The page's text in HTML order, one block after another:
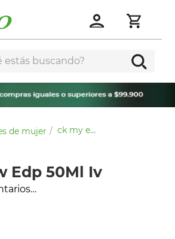
buscando?
de mujer ck my epw edp 50ml iv
Edp 50Ml Iv